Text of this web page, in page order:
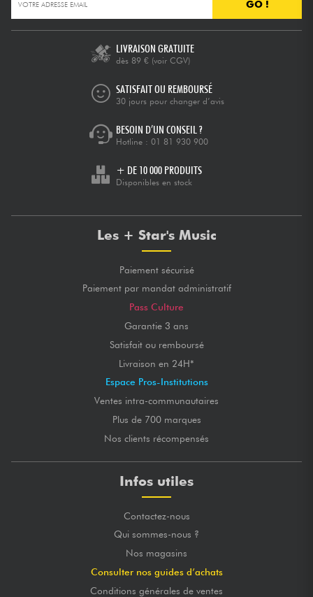
GO !
LIVRAISON GRATUITE
dès 89 € (voir CGV)
SATISFAIT OU REMBOURSÉ
30 jours pour changer d’avis
BESOIN D’UN CONSEIL ?
Hotline : 01 81 930 900
+ DE 10 000 PRODUITS
Disponibles en stock
Les + Star's Music
Paiement sécurisé
Paiement par mandat administratif
Pass Culture
Garantie 3 ans
Satisfait ou remboursé
Livraison en 24H*
Espace Pros-Institutions
Ventes intra-communautaires
Plus de 700 marques
Nos clients récompensés
Infos utiles
Contactez-nous
Qui sommes-nous ?
Nos magasins
Consulter nos guides d’achats
Conditions générales de ventes